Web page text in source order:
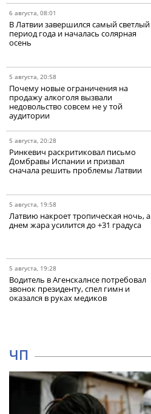
6 августа, 08:01
В Латвии завершился самый светлый
период года и началась солярная
осень
5 августа, 20:58
Почему новые ограничения на
продажу алкоголя вызвали
недовольство совсем не у той
аудитории
5 августа, 20:28
Ринкевич раскритиковал письмо
Домбравы Испании и призвал
сначала решить проблемы Латвии
5 августа, 19:58
Латвию накроет тропическая ночь, а
днем жара усилится до +31 градуса
5 августа, 19:28
Водитель в Агенскалнсе потребовал
звонок президенту, спел гимн и
оказался в руках медиков
ЧП